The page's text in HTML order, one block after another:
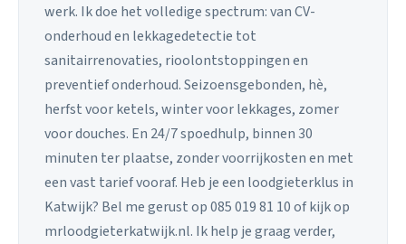
werk. Ik doe het volledige spectrum: van CV-
onderhoud en lekkagedetectie tot
sanitairrenovaties, rioolontstoppingen en
preventief onderhoud. Seizoensgebonden, hè,
herfst voor ketels, winter voor lekkages, zomer
voor douches. En 24/7 spoedhulp, binnen 30
minuten ter plaatse, zonder voorrijkosten en met
een vast tarief vooraf. Heb je een loodgieterklus in
Katwijk? Bel me gerust op 085 019 81 10 of kijk op
mrloodgieterkatwijk.nl. Ik help je graag verder,